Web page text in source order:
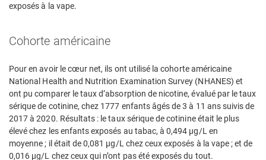
exposés à la vape.
Cohorte américaine
Pour en avoir le cœur net, ils ont utilisé la cohorte américaine
National Health and Nutrition Examination Survey (NHANES) et
ont pu comparer le taux d’absorption de nicotine, évalué par le taux
sérique de cotinine, chez 1777 enfants âgés de 3 à 11 ans suivis de
2017 à 2020. Résultats : le taux sérique de cotinine était le plus
élevé chez les enfants exposés au tabac, à 0,494 µg/L en
moyenne ; il était de 0,081 µg/L chez ceux exposés à la vape ; et de
0,016 µg/L chez ceux qui n’ont pas été exposés du tout.